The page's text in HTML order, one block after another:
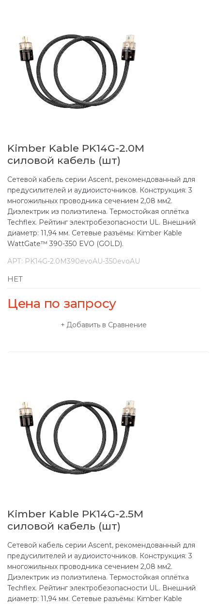
Kimber Kable PK14G-2.0M
силовой кабель (шт)
Сетевой кабель серии Ascent, рекомендованный для
предусилителей и аудиоисточников. Конструкция: 3
многожильных проводника сечением 2,08 мм2.
Диэлектрик из полиэтилена. Термостойкая оплётка
Techflex. Рейтинг электробезопасности UL. Внешний
диаметр: 11,94 мм. Сетевые разъёмы: Kimber Kable
WattGate™ 390-350 EVO (GOLD).
АРТ: PK14G-2.0M390evoAU-350evoAU
НЕТ
Цена по запросу
Добавить в Сравнение
Kimber Kable PK14G-2.5M
силовой кабель (шт)
Сетевой кабель серии Ascent, рекомендованный для
предусилителей и аудиоисточников. Конструкция: 3
многожильных проводника сечением 2,08 мм2.
Диэлектрик из полиэтилена. Термостойкая оплётка
Techflex. Рейтинг электробезопасности UL. Внешний
диаметр: 11,94 мм. Сетевые разъёмы: Kimber Kable